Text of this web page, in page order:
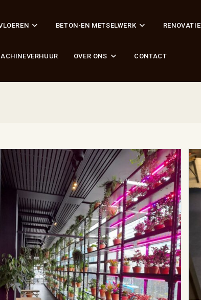
BETON-EN METSELWERK
OVER ONS CONTACT